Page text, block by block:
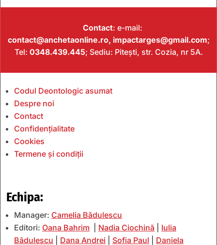
Contact: e-mail:
contact@anchetaonline.ro, impactarges@gmail.com;
Tel: 0348.439.445; Sediu: Pitești, str. Cozia, nr 5A.
Codul Deontologic asumat
Despre noi
Contact
Confidențialitate
Cookies
Termene și condiții
Echipa:
Manager: Camelia Bădulescu
Editori: Oana Bahrim Nadia Ciochină
Iulia
Bădulescu
Dana Andrei Sofia Paul Daniela